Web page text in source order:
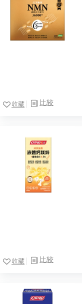
比较
收藏
比较
收藏